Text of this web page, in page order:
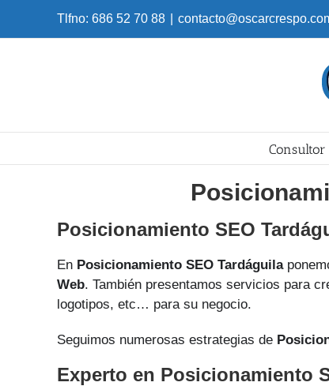
Tlfno: 686 52 70 88
Consultor
Posicionamiento SEO
En Posicionamiento SEO Tardáguila
Web. También presentamos servicios para
logotipos, etc… para su negocio.
Seguimos numerosas estrategias de
Experto en Posicionamiento